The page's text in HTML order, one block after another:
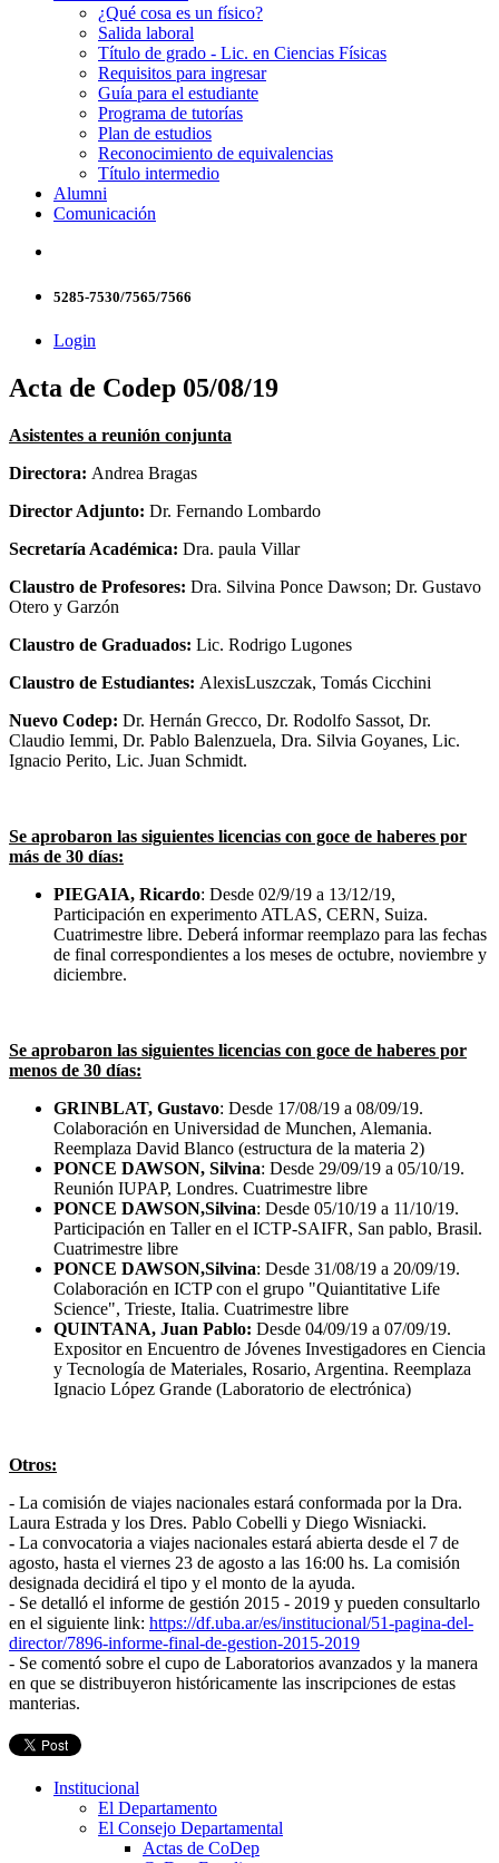
¿Qué cosa es un físico?
Salida laboral
Título de grado - Lic. en Ciencias Físicas
Requisitos para ingresar
Guía para el estudiante
Programa de tutorías
Plan de estudios
Reconocimiento de equivalencias
Título intermedio
Alumni
Comunicación
5285-7530/7565/7566
Login
Acta de Codep 05/08/19
Asistentes a reunión conjunta
Directora: Andrea Bragas
Director Adjunto: Dr. Fernando Lombardo
Secretaría Académica: Dra. paula Villar
Claustro de Profesores: Dra. Silvina Ponce Dawson; Dr. Gustavo
Otero y Garzón
Claustro de Graduados: Lic. Rodrigo Lugones
Claustro de Estudiantes: AlexisLuszczak, Tomás Cicchini
Nuevo Codep: Dr. Hernán Grecco, Dr. Rodolfo Sassot, Dr.
Claudio Iemmi, Dr. Pablo Balenzuela, Dra. Silvia Goyanes, Lic.
Ignacio Perito, Lic. Juan Schmidt.
Se aprobaron las siguientes licencias con goce de haberes por
más de 30 días:
PIEGAIA, Ricardo: Desde 02/9/19 a 13/12/19,
Participación en experimento ATLAS, CERN, Suiza.
Cuatrimestre libre. Deberá informar reemplazo para las fechas
de final correspondientes a los meses de octubre, noviembre y
diciembre.
Se aprobaron las siguientes licencias con goce de haberes por
menos de 30 días:
GRINBLAT, Gustavo: Desde 17/08/19 a 08/09/19.
Colaboración en Universidad de Munchen, Alemania.
Reemplaza David Blanco (estructura de la materia 2)
PONCE DAWSON, Silvina: Desde 29/09/19 a 05/10/19.
Reunión IUPAP, Londres. Cuatrimestre libre
PONCE DAWSON,Silvina: Desde 05/10/19 a 11/10/19.
Participación en Taller en el ICTP-SAIFR, San pablo, Brasil.
Cuatrimestre libre
PONCE DAWSON,Silvina: Desde 31/08/19 a 20/09/19.
Colaboración en ICTP con el grupo "Quiantitative Life
Science", Trieste, Italia. Cuatrimestre libre
QUINTANA, Juan Pablo: Desde 04/09/19 a 07/09/19.
Expositor en Encuentro de Jóvenes Investigadores en Ciencia
y Tecnología de Materiales, Rosario, Argentina. Reemplaza
Ignacio López Grande (Laboratorio de electrónica)
Otros:
- La comisión de viajes nacionales estará conformada por la Dra.
Laura Estrada y los Dres. Pablo Cobelli y Diego Wisniacki.
- La convocatoria a viajes nacionales estará abierta desde el 7 de
agosto, hasta el viernes 23 de agosto a las 16:00 hs. La comisión
designada decidirá el tipo y el monto de la ayuda.
- Se detalló el informe de gestión 2015 - 2019 y pueden consultarlo
en el siguiente link: https://df.uba.ar/es/institucional/51-pagina-del-
director/7896-informe-final-de-gestion-2015-2019
- Se comentó sobre el cupo de Laboratorios avanzados y la manera
en que se distribuyeron históricamente las inscripciones de estas
manterias.
Institucional
El Departamento
El Consejo Departamental
Actas de CoDep